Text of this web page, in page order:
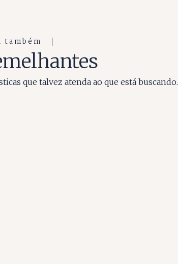
também
que talvez atenda ao que está buscando.